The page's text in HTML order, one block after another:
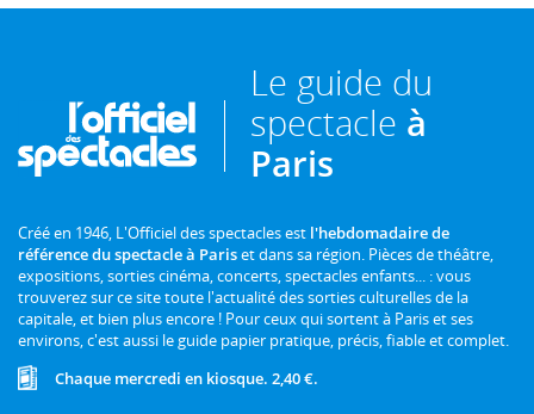
Le guide du
spectacle à
Paris
Créé en 1946, L'Officiel des spectacles est l'hebdomadaire de
référence du spectacle à Pariset dans sa région. Pièces de théâtre,
expositions, sorties cinéma, concerts, spectacles enfants... : vous
trouverez sur ce site toute l'actualité des sorties culturelles de la
capitale, et bien plus encore ! Pour ceux qui sortent à Paris et ses
environs, c'est aussi le guide papier pratique, précis, fiable et complet.
Chaque mercredi en kiosque. 2,40 €.